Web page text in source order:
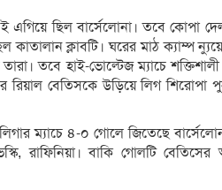
ছিল বার্সেলোনা। তবে কোপা
কাতালান ক্লাবটি। ঘরের মাঠ ক্যাম্প
তবে হাই-ভোল্টেজ ম্যাচে
রিয়াল বেতিসকে উড়িয়ে লিগ
ম্যাচে ৪-০ গোলে জিতেছে
রাফিনিয়া। বাকি গোলটি